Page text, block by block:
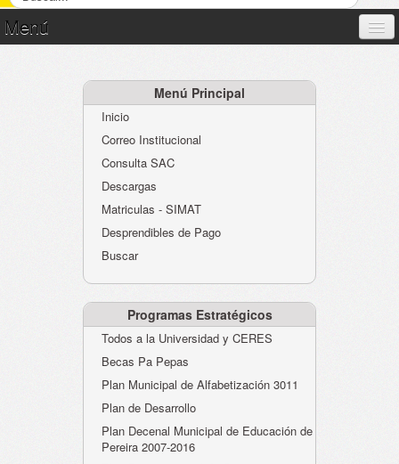
Menú
Atención al Ciudadano
Instituciones Educativas
Despacho Secretaría
Evaluación desempeño
Humano-Cesantías
Menú Principal
Inicio
Correo Institucional
Consulta SAC
Descargas
Matriculas - SIMAT
Desprendibles de Pago
Buscar
Programas Estratégicos
Todos a la Universidad y CERES
Becas Pa Pepas
Plan Municipal de Alfabetización 3011
Plan de Desarrollo
Plan Decenal Municipal de Educación de
Pereira 2007-2016